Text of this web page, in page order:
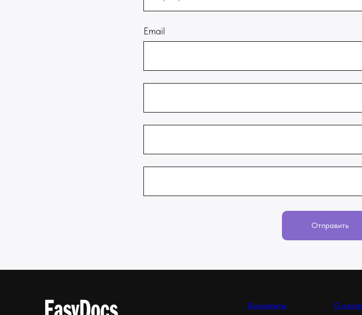
Email
Отправить
Документы О